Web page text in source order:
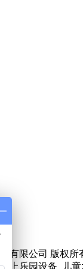
有限公司 版权所
上乐园设备_儿